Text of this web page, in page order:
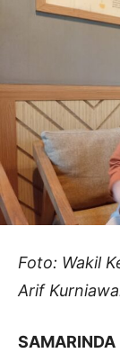
Foto: Wakil
Arif
SAMARINDA